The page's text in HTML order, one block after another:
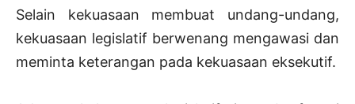
Selain kekuasaan membuat undang-undang,
kekuasaan legislatif berwenang mengawasi dan
meminta keterangan pada kekuasaan eksekutif.